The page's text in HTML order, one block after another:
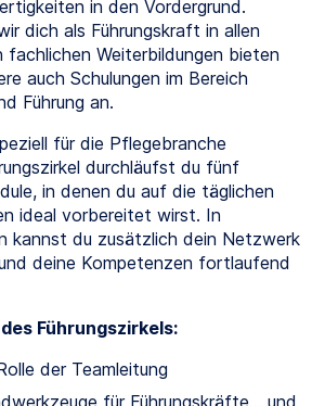
in den Vordergrund.
dich als Führungskraft in allen
fachlichen Weiterbildungen bieten
auch Schulungen im Bereich
Führung an.
für die Pflegebranche
durchläufst du fünf
in denen du auf die täglichen
ideal vorbereitet wirst. In
kannst du zusätzlich dein Netzwerk
deine Kompetenzen fortlaufend
Führungszirkels:
der Teamleitung
für Führungskräfte… und